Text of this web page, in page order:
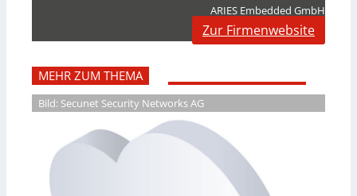
ARIES Embedded GmbH
Zur Firmenwebsite
MEHR ZUM THEMA
Bild: Secunet Security Networks AG